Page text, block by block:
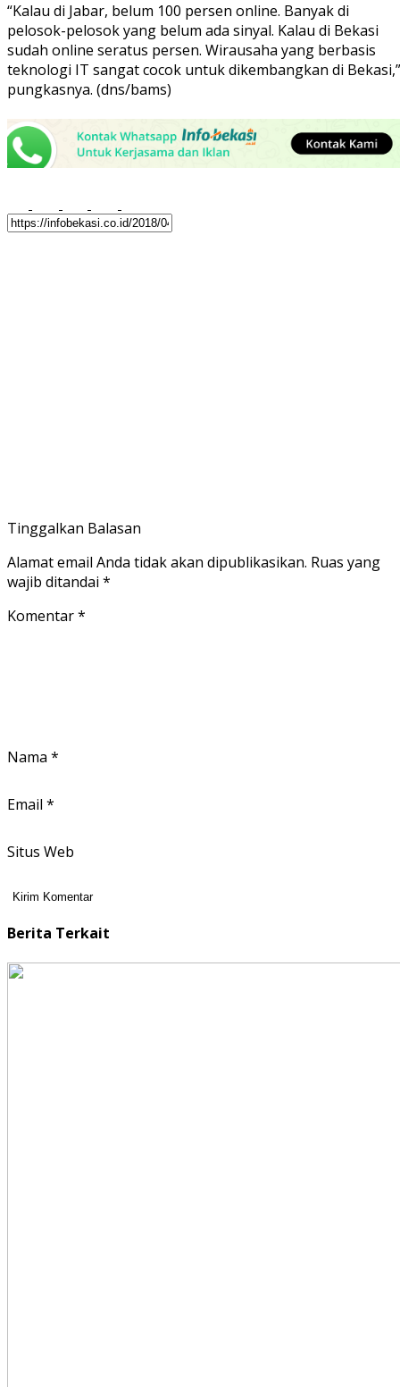
“Kalau di Jabar, belum 100 persen online. Banyak di
pelosok-pelosok yang belum ada sinyal. Kalau di Bekasi
sudah online seratus persen. Wirausaha yang berbasis
teknologi IT sangat cocok untuk dikembangkan di Bekasi,”
pungkasnya. (dns/bams)
Tinggalkan Balasan
Alamat email Anda tidak akan dipublikasikan. Ruas yang
wajib ditandai *
Komentar*
Nama *
Email *
Situs Web
Berita Terkait